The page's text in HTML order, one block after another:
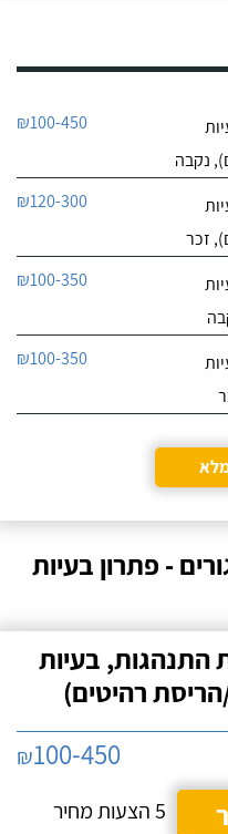
נקבה
₪100-450
זכר
₪120-300
₪100-350
₪100-350
- פתרון בעיות
התנהגות, בעיות
רהיטים)
₪100-450
5 הצעות מחיר